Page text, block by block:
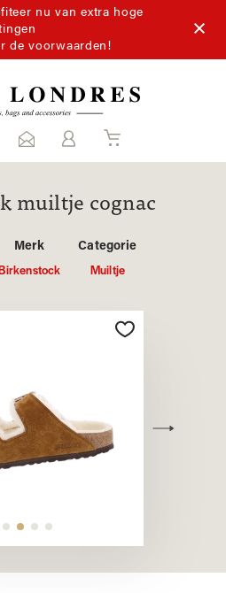
nu van extra hoge
de voorwaarden!
muiltje cognac
Merk
Categorie
Muiltje